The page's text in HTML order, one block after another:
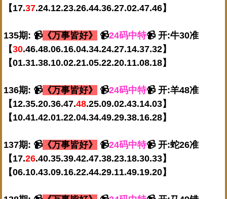
【17.37.24.12.23.26.44.36.27.02.47.46】
135期: 📹 《万事皆好》 📹24码中特📹 开:牛30准
【30.46.48.06.16.04.34.24.27.14.37.32】
【01.31.38.10.02.21.05.22.20.11.08.18】
136期: 📹 《万事皆好》 📹24码中特📹 开:羊48准
【12.35.20.36.47.48.25.09.02.43.14.03】
【10.41.42.01.22.04.34.49.29.38.16.28】
137期: 📹 《万事皆好》 📹24码中特📹 开:蛇26准
【17.26.40.35.39.42.47.38.23.18.30.33】
【06.10.43.09.16.22.44.29.11.49.19.20】